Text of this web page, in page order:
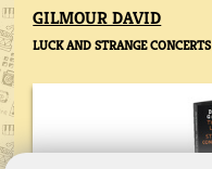
GILMOUR DAVID
LUCK AND STRANGE CONCERTS